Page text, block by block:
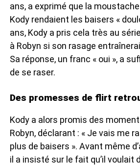
ans, a exprimé que la
Kody rendaient les baisers «
ans, Kody a pris cela très au
à Robyn si son rasage
Sa réponse, un franc « oui », a
de se raser.
Des promesses de flirt
Kody a alors promis des
Robyn, déclarant : « Je vais me
plus de baisers ». Avant même
il a insisté sur le fait qu’il voulait